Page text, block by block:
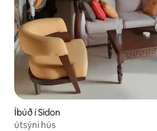
Íbúð í Sidon
útsýni hús